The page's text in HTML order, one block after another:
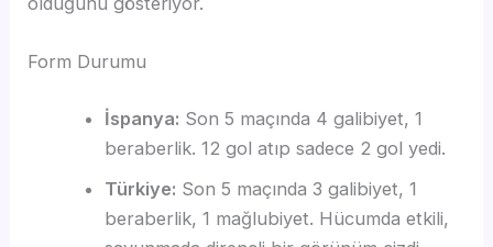
Form Durumu
İspanya: Son 5 maçında 4 galibiyet, 1
beraberlik. 12 gol atıp sadece 2 gol yedi.
Türkiye: Son 5 maçında 3 galibiyet, 1
beraberlik, 1 mağlubiyet. Hücumda etkili,